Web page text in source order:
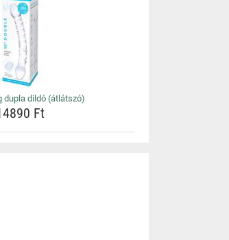
dupla dildó (átlátszó)
Ft